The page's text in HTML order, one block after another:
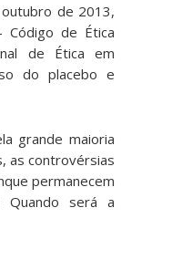
outubro de 2013,
Código de Ética
de Ética em
do placebo e
grande maioria
as controvérsias
permanecem
Quando será a